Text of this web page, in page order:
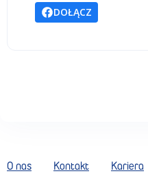
DOŁĄCZ
O nas Kontakt Kariera